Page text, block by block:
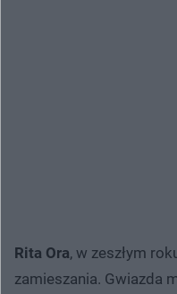
Rita Ora, w zeszłym
zamieszania. Gwiazda